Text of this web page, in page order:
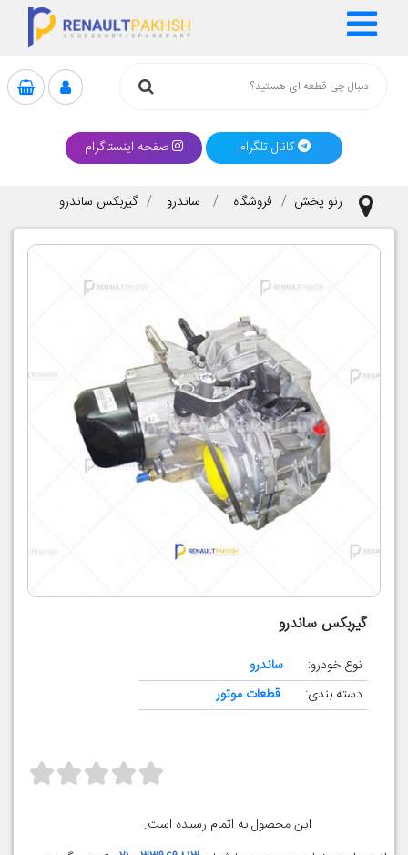
کانال تلگرام صفحه اینستاگرام
رنو پخش فروشگاه ساندرو گیربکس ساندرو
گیربکس ساندرو
نوع خودرو:
ساندرو
دسته بندی:
قطعات موتور
این محصول به اتمام رسیده است.